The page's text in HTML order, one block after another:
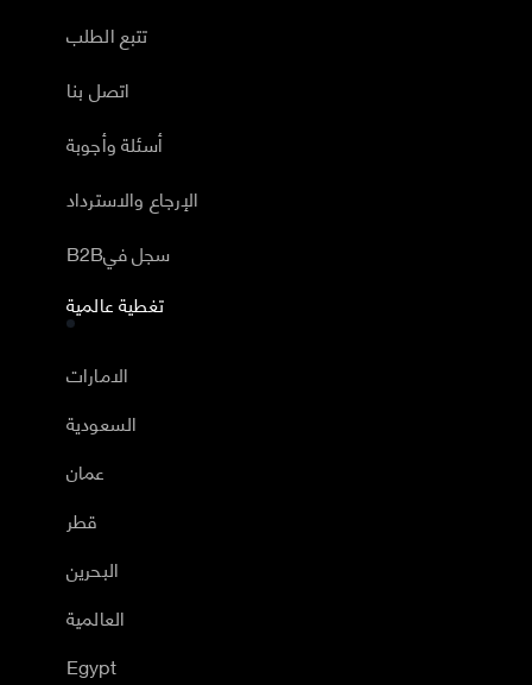
تتبع الطلب
اتصل بنا
أسئلة وأجوبة
الإرجاع والاسترداد
B2Bسجل في
تغطية عالمية
الامارات
السعودية
عمان
قطر
البحرين
العالمية
Egypt